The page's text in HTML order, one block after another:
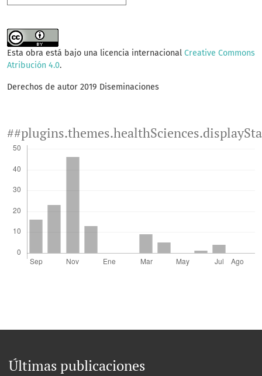
Esta obra está bajo una licencia internacional Creative Commons
Atribución 4.0.
Derechos de autor 2019 Diseminaciones
Últimas publicaciones